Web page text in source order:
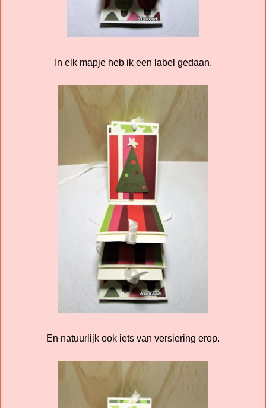
In elk mapje heb ik een label gedaan.
En natuurlijk ook iets van versiering erop.